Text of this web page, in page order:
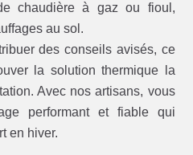
chaudière à gaz ou fioul,
au sol.
des conseils avisés, ce
la solution thermique la
Avec nos artisans, vous
performant et fiable qui
en hiver.